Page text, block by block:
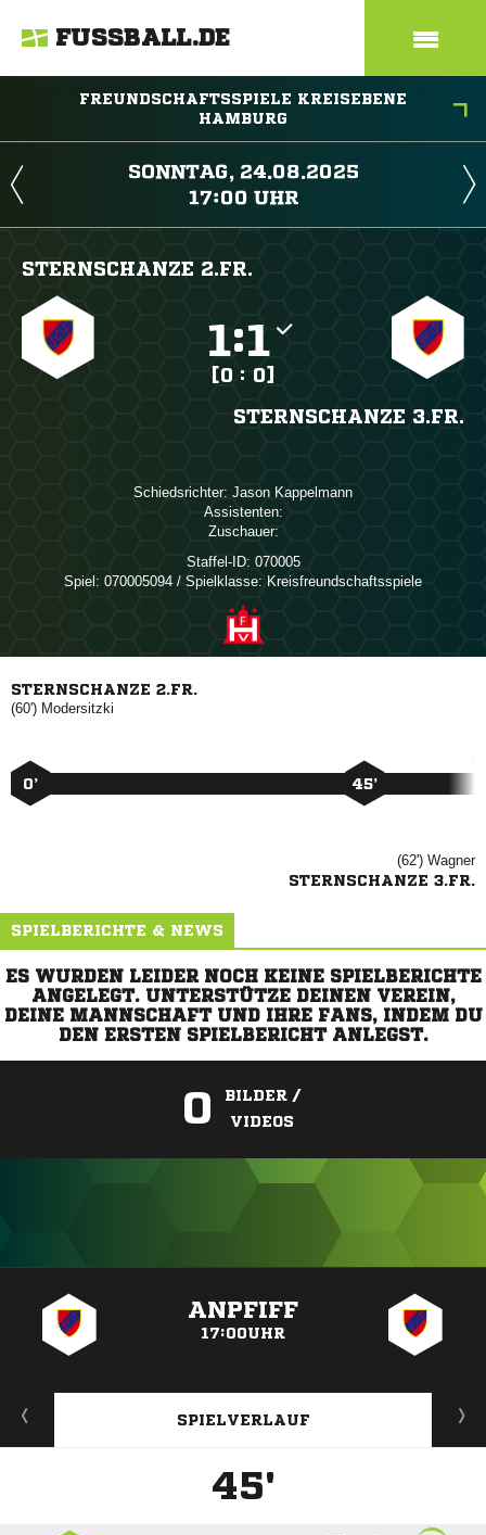
FUSSBALL.DE
FREUNDSCHAFTSSPIELE KREISEBENE
HAMBURG
 
 
STERNSCHANZE 2.FR.
:
[0 : 0]
STERNSCHANZE 3.FR.
Schiedsrichter:  
Assistenten:
Zuschauer:
Staffel-ID: 070005
Spiel: 070005094 / Spielklasse: Kreisfreundschaftsspiele
STERNSCHANZE 2.FR.
(60') 
0’ 45’
(62') 
STERNSCHANZE 3.FR.
SPIELBERICHTE & NEWS
ES WURDEN LEIDER NOCH KEINE SPIELBERICHTE
ANGELEGT. UNTERSTÜTZE DEINEN VEREIN,
DEINE MANNSCHAFT UND IHRE FANS, INDEM DU
DEN ERSTEN SPIELBERICHT ANLEGST.
0
BILDER /
VIDEOS
ANPFIFF
17:00UHR
SPIELVERLAUF
45'